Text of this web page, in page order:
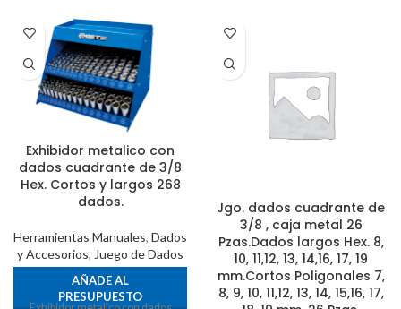
Exhibidor metalico con
dados cuadrante de 3/8
Hex. Cortos y largos 268
dados.
Herramientas Manuales, Dados
y Accesorios, Juego de Dados
AÑADE AL
PRESUPUESTO
Jgo. dados cuadrante de
3/8 , caja metal 26
Pzas.Dados largos Hex. 8,
10, 11,12, 13, 14,16, 17, 19
mm.Cortos Poligonales 7,
8, 9, 10, 11,12, 13, 14, 15,16, 17,